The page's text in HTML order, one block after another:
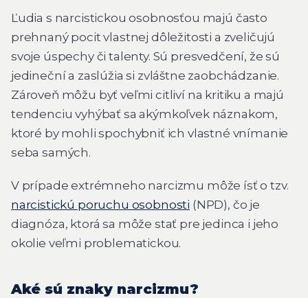
Ľudia s narcistickou osobnosťou majú často
prehnaný pocit vlastnej dôležitosti a zveličujú
svoje úspechy či talenty. Sú presvedčení, že sú
jedineční a zaslúžia si zvláštne zaobchádzanie.
Zároveň môžu byť veľmi citliví na kritiku a majú
tendenciu vyhýbať sa akýmkoľvek náznakom,
ktoré by mohli spochybniť ich vlastné vnímanie
seba samých.
V prípade extrémneho narcizmu môže ísť o tzv.
narcistickú poruchu osobnosti (NPD), čo je
diagnóza, ktorá sa môže stať pre jedinca i jeho
okolie veľmi problematickou.
Aké sú znaky narcizmu?